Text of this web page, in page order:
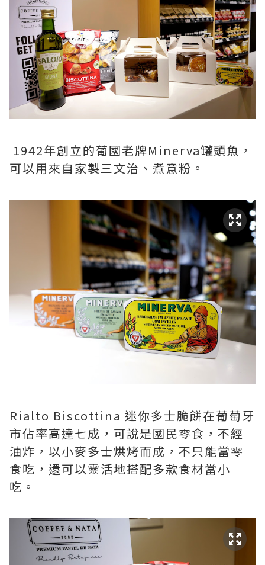
1942年創立的葡國老牌Minerva罐頭魚，
可以用來自家製三文治、煮意粉。
Rialto Biscottina 迷你多士脆餅在葡萄牙
市佔率高達七成，可說是國民零食，不經
油炸，以小麥多士烘烤而成，不只能當零
食吃，還可以靈活地搭配多款食材當小
吃。